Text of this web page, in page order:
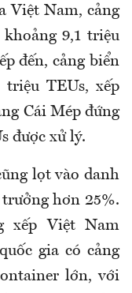
Việt Nam, cảng
9,1 triệu
đến, cảng biển
TEUs, xếp
Cái Mép đứng
được xử lý.
lọt vào danh
hơn 25%.
xếp Việt Nam
gia có cảng
lớn, với